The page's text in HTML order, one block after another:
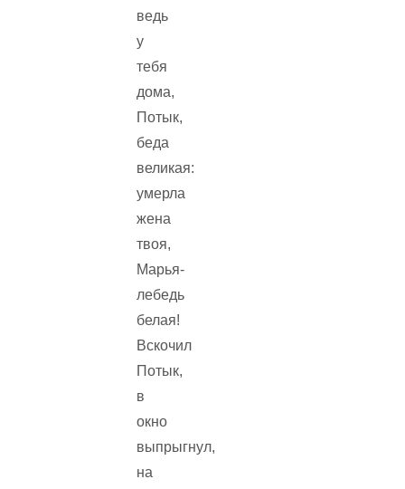
ведь
у
тебя
дома,
Потык,
беда
великая:
умерла
жена
твоя,
Марья-
лебедь
белая!
Вскочил
Потык,
в
окно
выпрыгнул,
на